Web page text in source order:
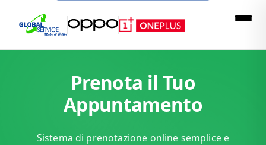
Prenota il Tuo
Appuntamento
Sistema di prenotazione online semplice e